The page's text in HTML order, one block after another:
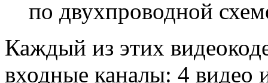
по двухпроводной
Каждый из этих
входные каналы: 4 видео